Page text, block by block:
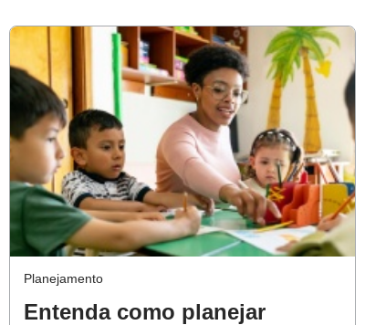
Planejamento
Entenda como planejar